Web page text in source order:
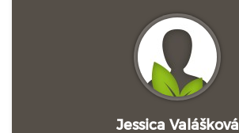
Jessica Valášková